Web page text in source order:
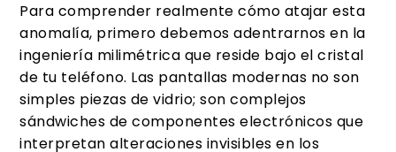
Para comprender realmente cómo atajar esta
anomalía, primero debemos adentrarnos en la
ingeniería milimétrica que reside bajo el cristal
de tu teléfono. Las pantallas modernas no son
simples piezas de vidrio; son complejos
sándwiches de componentes electrónicos que
interpretan alteraciones invisibles en los